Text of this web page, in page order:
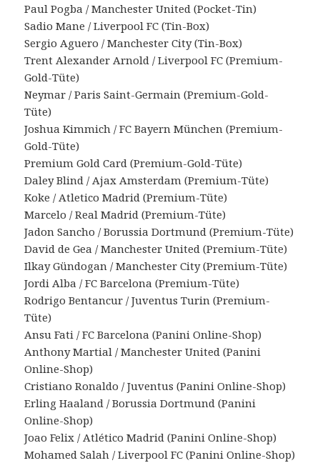
Paul Pogba / Manchester United (Pocket-Tin)
Sadio Mane / Liverpool FC (Tin-Box)
Sergio Aguero / Manchester City (Tin-Box)
Trent Alexander Arnold / Liverpool FC (Premium-
Gold-Tüte)
Neymar / Paris Saint-Germain (Premium-Gold-
Tüte)
Joshua Kimmich / FC Bayern München (Premium-
Gold-Tüte)
Premium Gold Card (Premium-Gold-Tüte)
Daley Blind / Ajax Amsterdam (Premium-Tüte)
Koke / Atletico Madrid (Premium-Tüte)
Marcelo / Real Madrid (Premium-Tüte)
Jadon Sancho / Borussia Dortmund (Premium-Tüte)
David de Gea / Manchester United (Premium-Tüte)
Ilkay Gündogan / Manchester City (Premium-Tüte)
Jordi Alba / FC Barcelona (Premium-Tüte)
Rodrigo Bentancur / Juventus Turin (Premium-
Tüte)
Ansu Fati / FC Barcelona (Panini Online-Shop)
Anthony Martial / Manchester United (Panini
Online-Shop)
Cristiano Ronaldo / Juventus (Panini Online-Shop)
Erling Haaland / Borussia Dortmund (Panini
Online-Shop)
Joao Felix / Atlético Madrid (Panini Online-Shop)
Mohamed Salah / Liverpool FC (Panini Online-Shop)